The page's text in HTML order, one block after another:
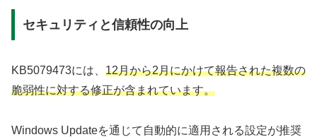
セキュリティと信頼性の向上
KB5079473には、 12月から2月にかけて報告された複数の
脆弱性に対する修正が含まれています。
Windows Updateを通じて自動的に適用される設定が推奨